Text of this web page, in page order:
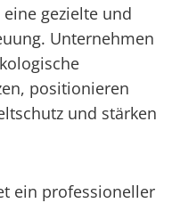
gezielte und
Unternehmen
positionieren
und stärken
ein professioneller